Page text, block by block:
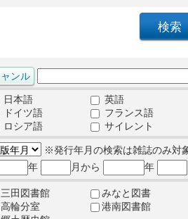
日本語
英語
ドイツ語
フランス語
ロシア語
サイレント
※発行年月の検索は雑誌のみ対
年
月から 年
三田図書館
みなと図書
高輪分室
港南図書館